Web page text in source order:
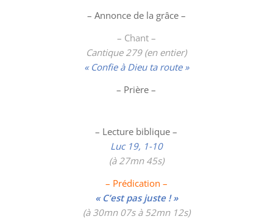
– Annonce de la grâce –
– Chant –
Cantique 279 (en entier)
« Confie à Dieu ta route »
– Prière –
– Lecture biblique –
Luc 19, 1-10
(à 27mn 45s)
– Prédication –
« C’est pas juste ! »
(à 30mn 07s à 52mn 12s)